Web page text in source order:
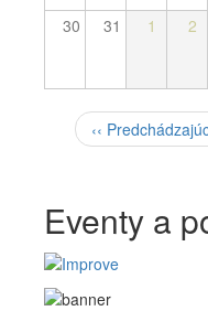
30 31 1 2
Pagination
‹‹
Eventy a